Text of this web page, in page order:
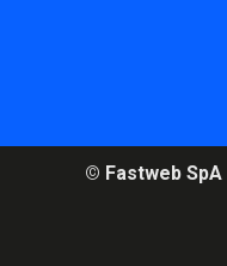
© Fastweb SpA